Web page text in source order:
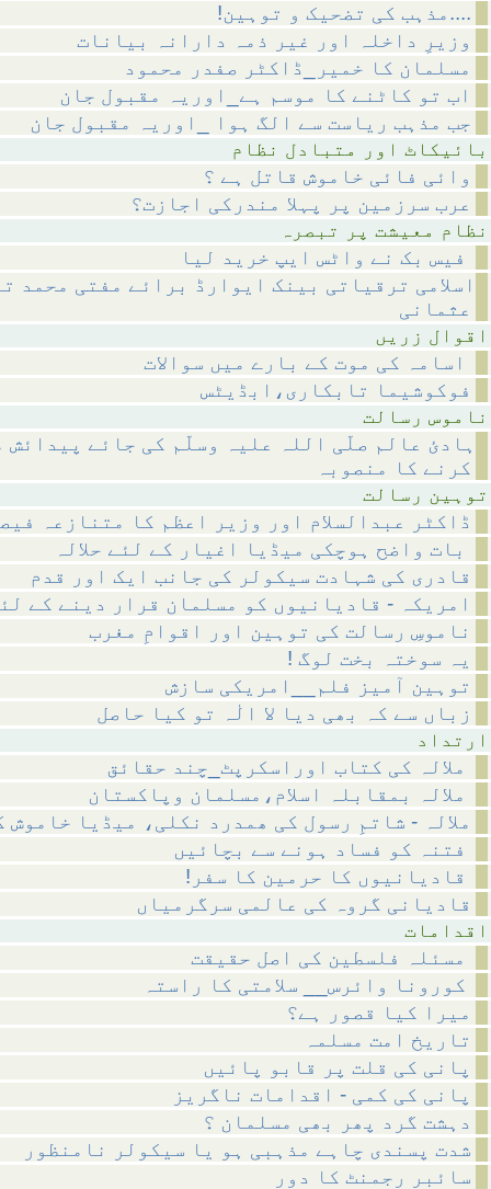
!مذہب کی تضحیک و توہین....
وزیرِ داخلہ اور غیر ذمہ دارانہ بیانات
مسلمان کا خمیر_ڈاکٹر صفدر محمود
اب تو کاٹنے کا موسم ہے_اوریہ مقبول جان
جب مذہب ریاست سے الگ ہوا _اوریہ مقبول جان
وائی فائی خاموش قاتل ہے ؟
عرب سرزمین پر پہلا مندرکی اجازت؟
اسلامی ترقیاتی بینک ایوارڈ برائے مفتی محمد
عثمانی
فوکوشیما تابکاری،ابڈیٹس
ہادئ عالم صلّی اللہ علیہ وسلّم کی جائے پیدائش
کرنے کا منصوبہ
ڈاکٹر عبدالسلام اور وزیر اعظم کا متنازعہ
قادری کی شہادت سیکولر کی جانب ایک اور قدم
امریکہ - قادیانیوں کو مسلمان قرار دینے کے
ناموسِ رسالت کی توہین اور اقوامِ مغرب
! یہ سوختہ بخت لوگ
توہین آمیز فلم__امریکی سازش
زباں سے کہ بھی دیا لا الٰہ تو کیا حاصل
ملالہ - شاتمِ رسول کی ھمدرد نکلی، میڈیا خاموش
قادیانی گروہ کی عالمی سرگرمیاں
میرا کیا قصور ہے؟
تاریخ امت مسلمہ
پانی کی قلت پر قابو پائیں
پانی کی کمی - اقدامات ناگریز
دہشت گرد پھر بھی مسلمان ؟
شدت پسندی چاہے مذہبی ہو یا سیکولر نامنظور
سائبر رجمنٹ کا دور